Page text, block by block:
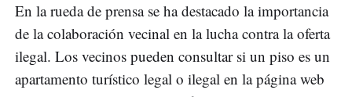
En la rueda de prensa se ha destacado la importancia
de la colaboración vecinal en la lucha contra la oferta
ilegal. Los vecinos pueden consultar si un piso es un
apartamento turístico legal o ilegal en la página web